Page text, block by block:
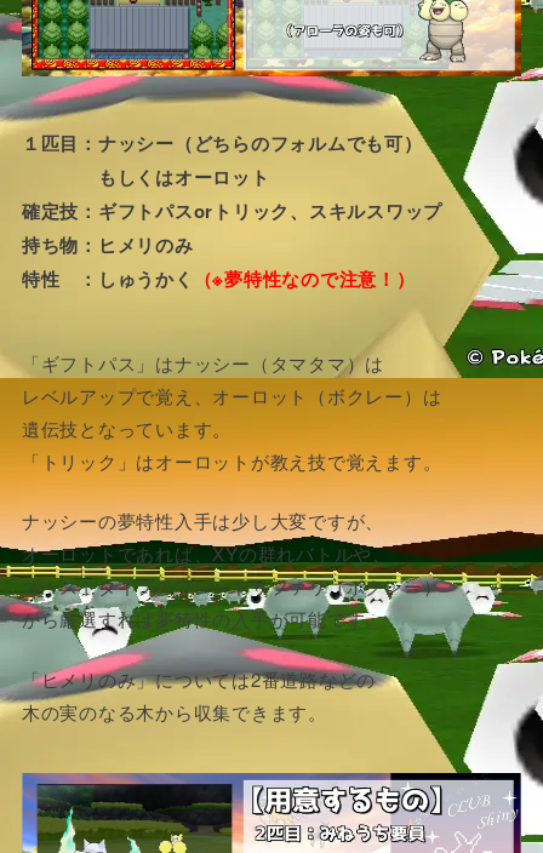
１匹目：ナッシー（どちらのフォルムでも可）
もしくはオーロット
確定技：ギフトパスorトリック、スキルスワップ
持ち物：ヒメリのみ
特性 ：しゅうかく
（※夢特性なので注意！）
「ギフトパス」はナッシー（タマタマ）は
レベルアップで覚え、オーロット（ボクレー）は
遺伝技となっています。
「トリック」はオーロットが教え技で覚えます。
ナッシーの夢特性入手は少し大変ですが、
オーロットであれば、XYの群れバトルや、
ゴーストタイプのフレンドサファリ（ボクレー）
から厳選すれば夢特性の入手が可能です。
「ヒメリのみ」については2番道路などの
木の実のなる木から収集できます。